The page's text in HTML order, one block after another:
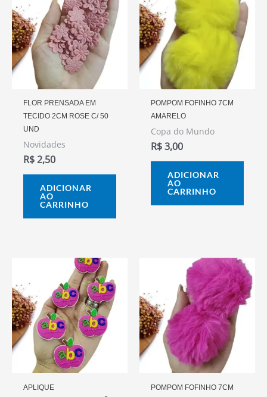
FLOR PRENSADA EM
TECIDO 2CM ROSE C/ 50
UND
Novidades
R$2,50
ADICIONAR
AO
CARRINHO
POMPOM FOFINHO 7CM
AMARELO
Copa do Mundo
R$3,00
ADICIONAR
AO
CARRINHO
APLIQUE
POMPOM FOFINHO 7CM